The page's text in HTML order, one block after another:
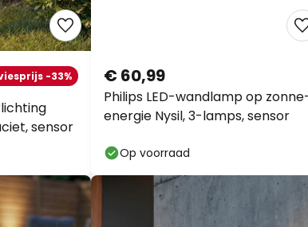
sensor
-33%
Philips LED-wandlamp op zonne-
energie Nysil, 3-lamps, sensor
€ 60,99
Op voorraad